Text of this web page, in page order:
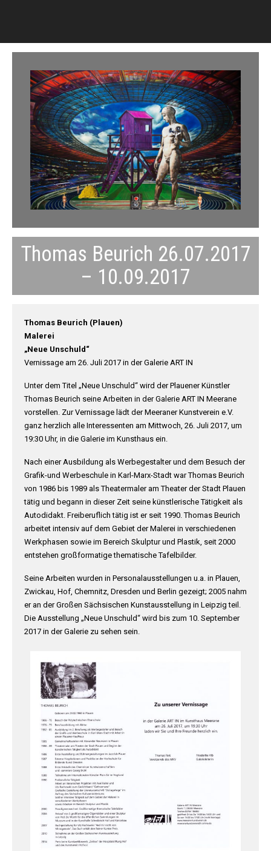
Thomas Beurich 26.07.2017
– 10.09.2017
Thomas Beurich (Plauen)
Malerei
„Neue Unschuld“
Vernissage am 26. Juli 2017 in der Galerie ART IN
Unter dem Titel „Neue Unschuld“ wird der Plauener Künstler
Thomas Beurich seine Arbeiten in der Galerie ART IN Meerane
vorstellen. Zur Vernissage lädt der Meeraner Kunstverein e.V.
ganz herzlich alle Interessenten am Mittwoch, 26. Juli 2017, um
19:30 Uhr, in die Galerie im Kunsthaus ein.
Nach einer Ausbildung als Werbegestalter und dem Besuch der
Grafik-und Werbeschule in Karl-Marx-Stadt war Thomas Beurich
von 1986 bis 1989 als Theatermaler am Theater der Stadt Plauen
tätig und begann in dieser Zeit seine künstlerische Tätigkeit als
Autodidakt. Freiberuflich tätig ist er seit 1990. Thomas Beurich
arbeitet intensiv auf dem Gebiet der Malerei in verschiedenen
Werkphasen sowie im Bereich Skulptur und Plastik, seit 2000
entstehen großformatige thematische Tafelbilder.
Seine Arbeiten wurden in Personalausstellungen u.a. in Plauen,
Zwickau, Hof, Chemnitz, Dresden und Berlin gezeigt; 2005 nahm
er an der Großen Sächsischen Kunstausstellung in Leipzig teil.
Die Ausstellung „Neue Unschuld“ wird bis zum 10. September
2017 in der Galerie zu sehen sein.